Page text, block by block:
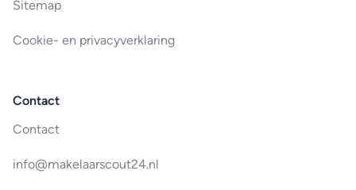
Sitemap
Cookie- en privacyverklaring
Contact
Contact
info@makelaarscout24.nl